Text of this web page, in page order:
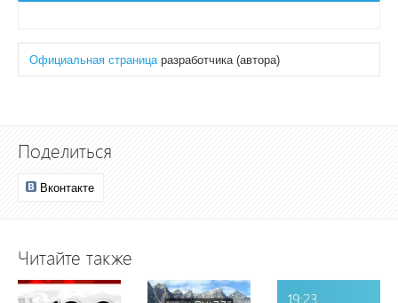
Официальная страница разработчика (автора)
Поделиться
Вконтакте
Читайте также